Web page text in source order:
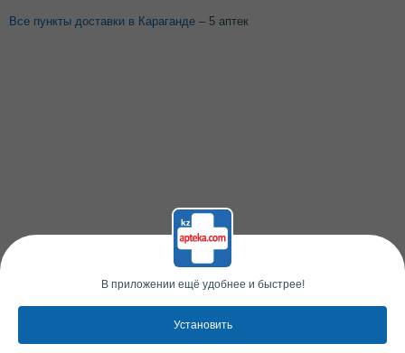
Все пункты доставки в Караганде – 5 аптек
В приложении ещё удобнее и быстрее!
Установить